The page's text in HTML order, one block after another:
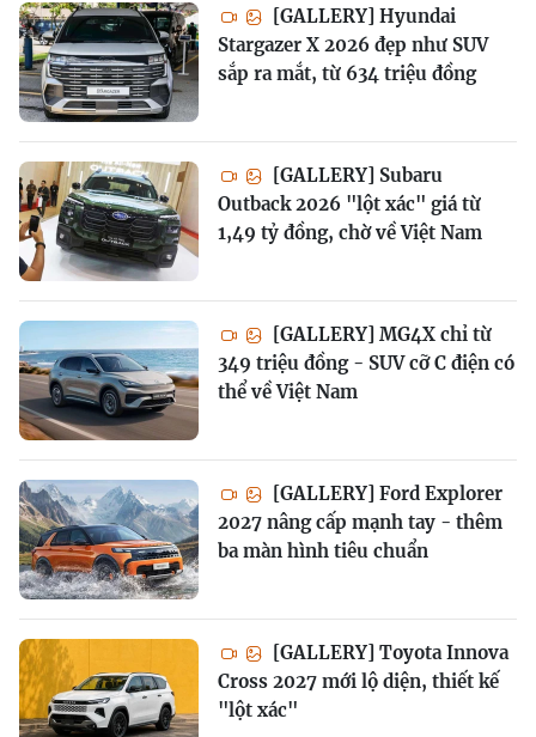
[GALLERY] Hyundai
Stargazer X 2026 đẹp như SUV
sắp ra mắt, từ 634 triệu đồng
[GALLERY] Subaru
Outback 2026 "lột xác" giá từ
1,49 tỷ đồng, chờ về Việt Nam
[GALLERY] MG4X chỉ từ
349 triệu đồng - SUV cỡ C điện có
thể về Việt Nam
[GALLERY] Ford Explorer
2027 nâng cấp mạnh tay - thêm
ba màn hình tiêu chuẩn
[GALLERY] Toyota Innova
Cross 2027 mới lộ diện, thiết kế
"lột xác"